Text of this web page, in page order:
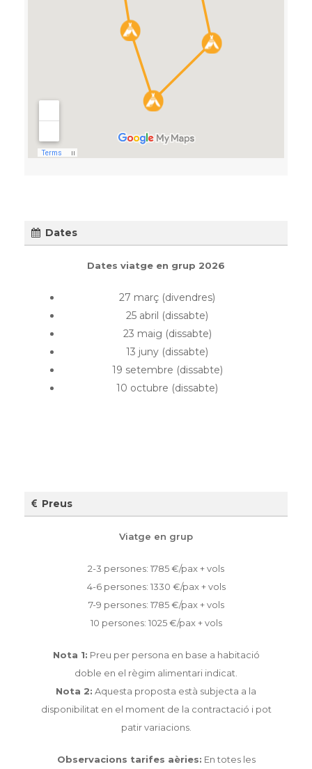
Dates
Dates viatge en grup 2026
27 març (divendres)
25 abril (dissabte)
23 maig (dissabte)
13 juny (dissabte)
19 setembre (dissabte)
10 octubre (dissabte)
Preus
Viatge en grup
2-3 persones: 1785 €/pax + vols
4-6 persones: 1330 €/pax + vols
7-9 persones: 1785 €/pax + vols
10 persones: 1025 €/pax + vols
Nota 1: Preu per persona en base a habitació
doble en el règim alimentari indicat.
Nota 2: Aquesta proposta està subjecta a la
disponibilitat en el moment de la contractació i pot
patir variacions.
Observacions tarifes aèries: En totes les